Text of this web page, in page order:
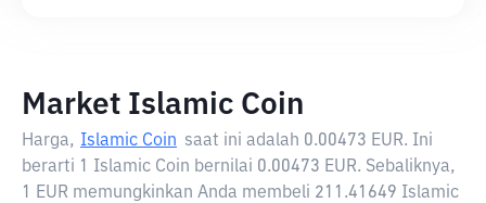
Market Islamic Coin
Harga, Islamic Coin saat ini adalah 0.00473 EUR. Ini
berarti 1 Islamic Coin bernilai 0.00473 EUR. Sebaliknya,
1 EUR memungkinkan Anda membeli 211.41649 Islamic